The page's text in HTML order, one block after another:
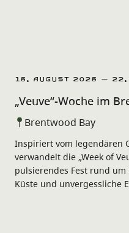
16. August 2026 –
„Veuve“-Woche im
Brentwood Bay
Inspiriert vom legendären
verwandelt die „Week of
pulsierendes Fest rund
Küste und unvergessliche